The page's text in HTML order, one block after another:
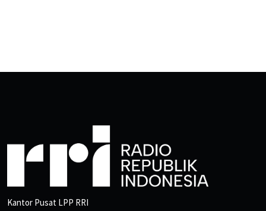
Kantor Pusat LPP RRI